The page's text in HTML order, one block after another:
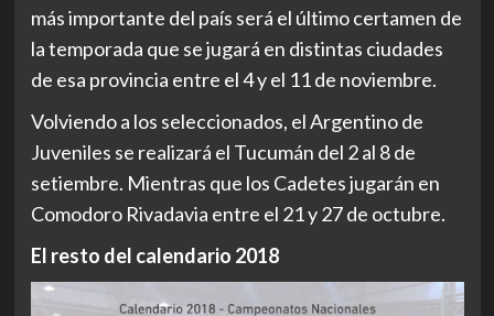
más importante del país será el último certamen de
la temporada que se jugará en distintas ciudades
de esa provincia entre el 4 y el 11 de noviembre.
Volviendo a los seleccionados, el Argentino de
Juveniles se realizará el Tucumán del 2 al 8 de
setiembre. Mientras que los Cadetes jugarán en
Comodoro Rivadavia entre el 21 y 27 de octubre.
El resto del calendario 2018